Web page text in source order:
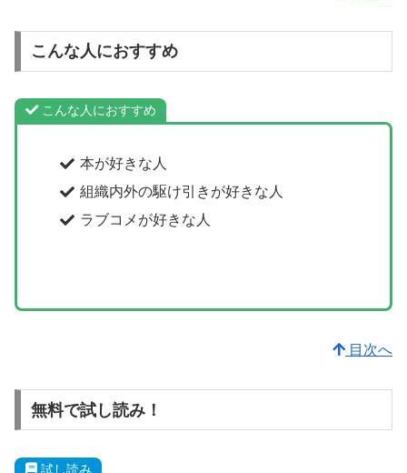
こんな人におすすめ
こんな人におすすめ
本が好きな人
組織内外の駆け引きが好きな人
ラブコメが好きな人
目次へ
無料で試し読み！
試し読み